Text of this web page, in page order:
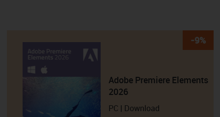
-9%
Adobe Premiere Elements
2026
PC | Download